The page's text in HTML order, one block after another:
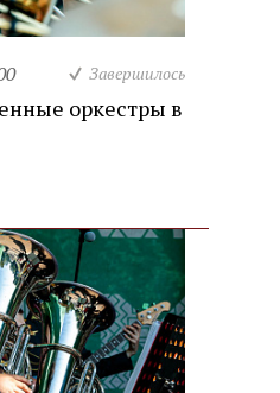
Завершилось
оркестры в